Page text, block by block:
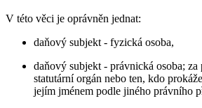
V této věci je oprávněn jednat:
daňový subjekt - fyzická osoba,
daňový subjekt - právnická osoba;
statutární orgán nebo ten, kdo
jejím jménem podle jiného právního